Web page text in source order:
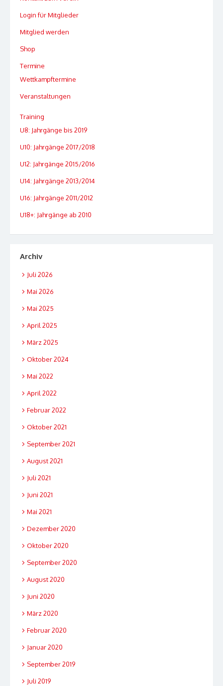
Login für Mitglieder
Mitglied werden
Shop
Termine
Wettkampftermine
Veranstaltungen
Training
U8: Jahrgänge bis 2019
U10: Jahrgänge 2017/2018
U12: Jahrgänge 2015/2016
U14: Jahrgänge 2013/2014
U16: Jahrgänge 2011/2012
U18+: Jahrgänge ab 2010
Archiv
Juli 2026
Mai 2026
Mai 2025
April 2025
März 2025
Oktober 2024
Mai 2022
April 2022
Februar 2022
Oktober 2021
September 2021
August 2021
Juli 2021
Juni 2021
Mai 2021
Dezember 2020
Oktober 2020
September 2020
August 2020
Juni 2020
März 2020
Februar 2020
Januar 2020
September 2019
Juli 2019